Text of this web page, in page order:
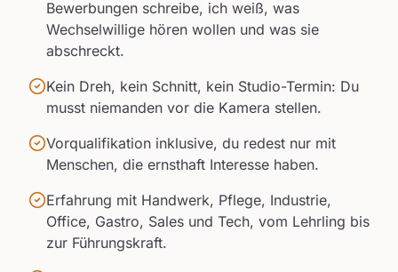
Bewerbungen schreibe, ich weiß, was
Wechselwillige hören wollen und was sie
abschreckt.
Kein Dreh, kein Schnitt, kein Studio-Termin: Du
musst niemanden vor die Kamera stellen.
Vorqualifikation inklusive, du redest nur mit
Menschen, die ernsthaft Interesse haben.
Erfahrung mit Handwerk, Pflege, Industrie,
Office, Gastro, Sales und Tech, vom Lehrling bis
zur Führungskraft.